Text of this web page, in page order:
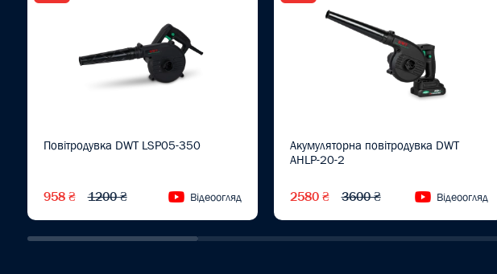
Повітродувка DWT LSP05-350
958 ₴ 1200 ₴ Відеоогляд
Акумуляторна повітродувка DWT
AHLP-20-2
2580 ₴ 3600 ₴ Відеоогляд